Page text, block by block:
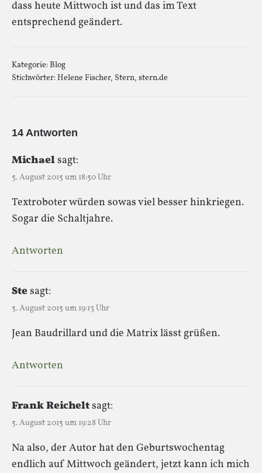
dass heute Mittwoch ist und das im Text
entsprechend geändert.
Kategorie:Blog
Stichwörter:Helene Fischer, Stern, stern.de
14 Antworten
Michaelsagt:
5. August 2015 um 18:50 Uhr
Textroboter würden sowas viel besser hinkriegen.
Sogar die Schaltjahre.
Antworten
Stesagt:
5. August 2015 um 19:13 Uhr
Jean Baudrillard und die Matrix lässt grüßen.
Antworten
Frank Reicheltsagt:
5. August 2015 um 19:28 Uhr
Na also, der Autor hat den Geburtswochentag
endlich auf Mittwoch geändert, jetzt kann ich mich